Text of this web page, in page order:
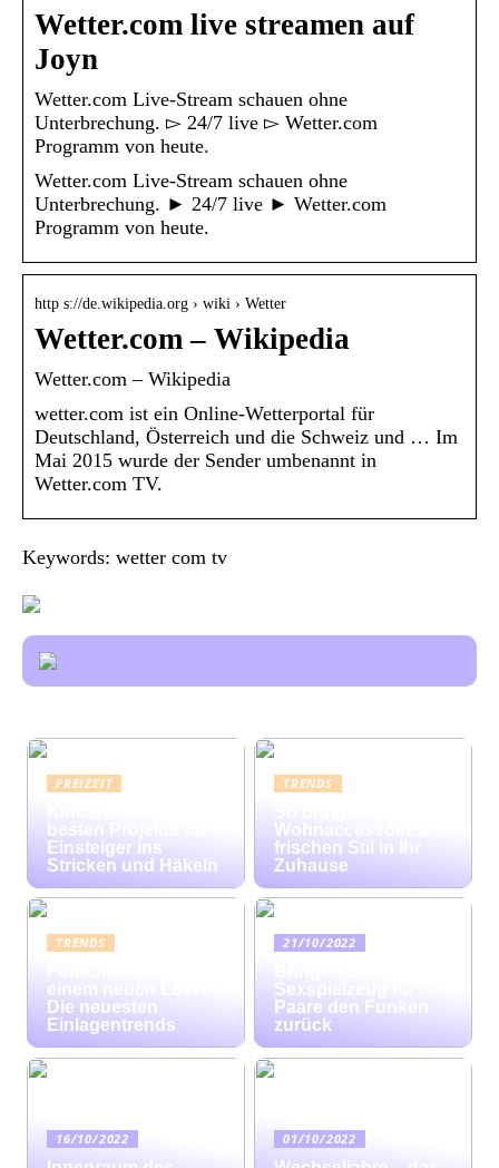
Wetter.com live streamen auf
Joyn
Wetter.com Live-Stream schauen ohne
Unterbrechung. ▻ 24/7 live ▻ Wetter.com
Programm von heute.
Wetter.com Live-Stream schauen ohne
Unterbrechung. ► 24/7 live ► Wetter.com
Programm von heute.
http s://de.wikipedia.org › wiki › Wetter
Wetter.com – Wikipedia
Wetter.com – Wikipedia
wetter.com ist ein Online-Wetterportal für
Deutschland, Österreich und die Schweiz und … Im
Mai 2015 wurde der Sender umbenannt in
Wetter.com TV.
Keywords: wetter com tv
FREIZEIT
besten Projekte für
Einsteiger ins
Stricken und Häkeln
TRENDS
Wohnaccessoires
frischen Stil in Ihr
Zuhause
TRENDS
einem neuen Level:
Die neuesten
Einlagentrends
21/10/2022
Sexspielzeug für
Paare den Funken
zurück
16/10/2022 01/10/2022